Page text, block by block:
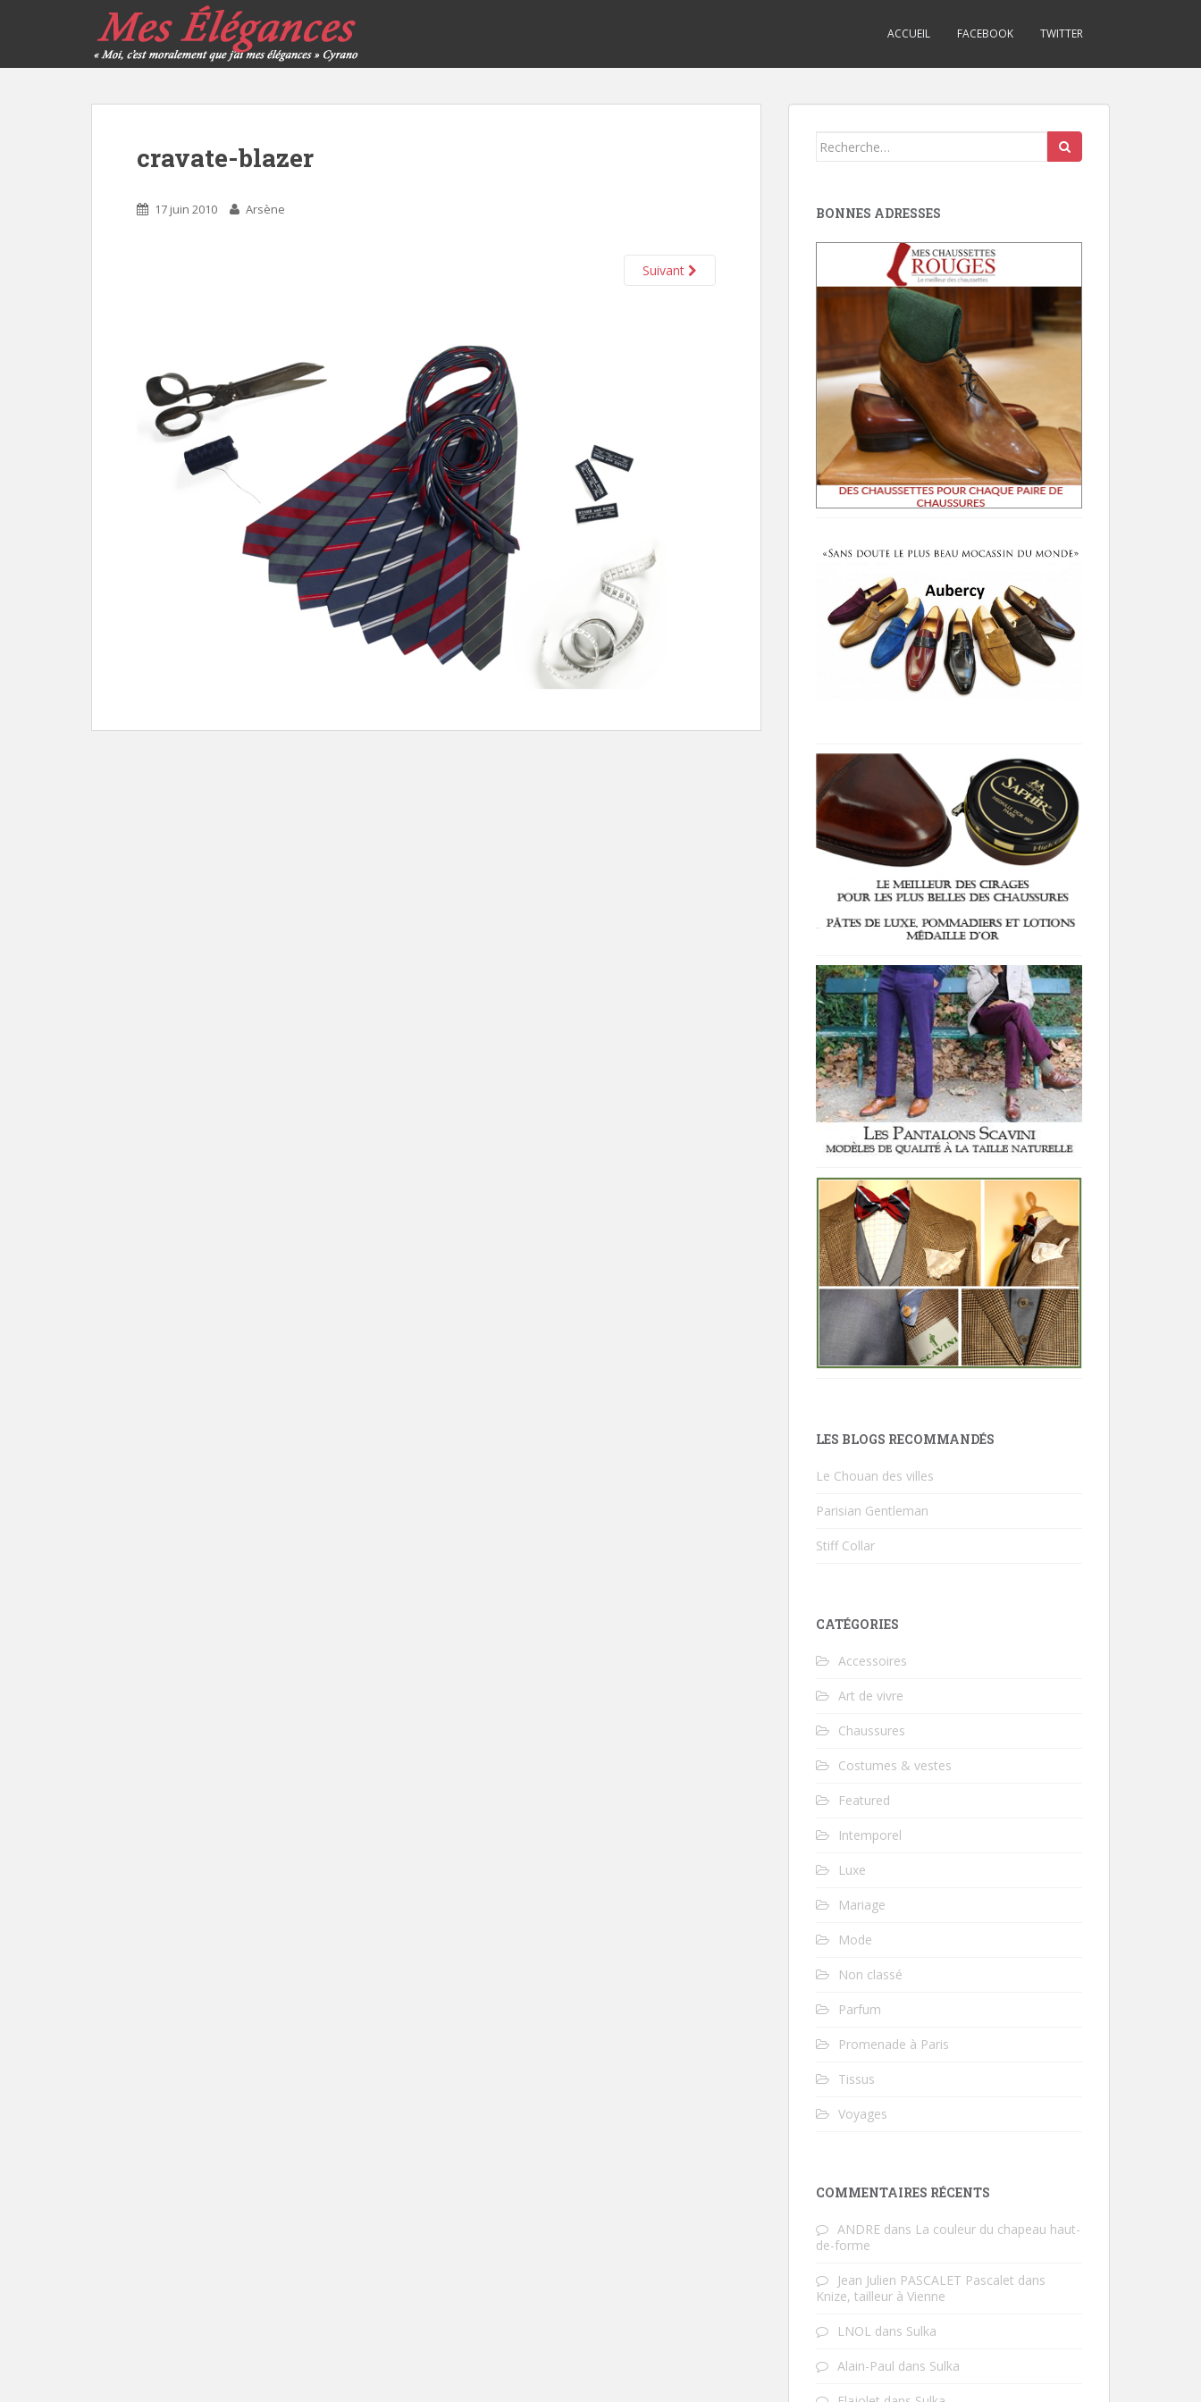
ACCUEIL FACEBOOK TWITTER
cravate-blazer
17 juin 2010 Arsène
Suivant
Search
BONNES ADRESSES
LES BLOGS RECOMMANDÉS
Le Chouan des villes
Parisian Gentleman
Stiff Collar
CATÉGORIES
Accessoires
Art de vivre
Chaussures
Costumes & vestes
Featured
Intemporel
Luxe
Mariage
Mode
Non classé
Parfum
Promenade à Paris
Tissus
Voyages
COMMENTAIRES RÉCENTS
ANDRE dans La couleur du chapeau haut-
de-forme
Jean Julien PASCALET Pascalet dans
Knize, tailleur à Vienne
LNOL dans Sulka
Alain-Paul dans Sulka